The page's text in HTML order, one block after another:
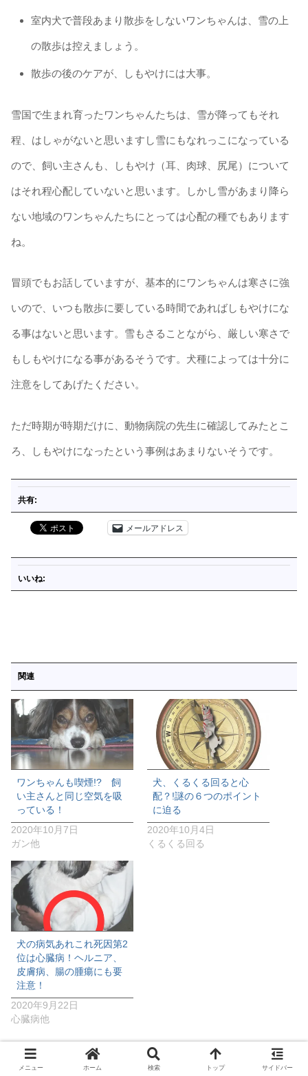
室内犬で普段あまり散歩をしないワンちゃんは、雪の上
の散歩は控えましょう。
散歩の後のケアが、しもやけには大事。
雪国で生まれ育ったワンちゃんたちは、雪が降ってもそれ
程、はしゃがないと思いますし雪にもなれっこになっている
ので、飼い主さんも、しもやけ（耳、肉球、尻尾）について
はそれ程心配していないと思います。しかし雪があまり降ら
ない地域のワンちゃんたちにとっては心配の種でもあります
ね。
冒頭でもお話していますが、基本的にワンちゃんは寒さに強
いので、いつも散歩に要している時間であればしもやけにな
る事はないと思います。雪もさることながら、厳しい寒さで
もしもやけになる事があるそうです。犬種によっては十分に
注意をしてあげたください。
ただ時期が時期だけに、動物病院の先生に確認してみたとこ
ろ、しもやけになったという事例はあまりないそうです。
共有:
メールアドレス
いいね:
関連
ワンちゃんも喫煙!? 飼
い主さんと同じ空気を吸
っている！
2020年10月7日
ガン他
犬、くるくる回ると心
配？!謎の６つのポイント
に迫る
2020年10月4日
くるくる回る
犬の病気あれこれ死因第2
位は心臓病！ヘルニア、
皮膚病、腸の腫瘍にも要
注意！
2020年9月22日
心臓病他
メニュー ホーム 検索 トップ サイドバー